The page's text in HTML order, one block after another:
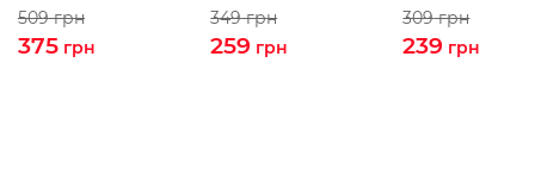
509грн
375 грн
349грн
259 грн
309грн
239 грн